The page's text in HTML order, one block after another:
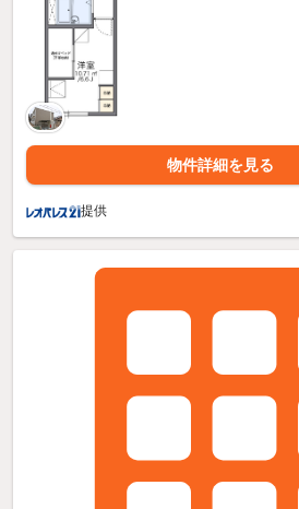
物件詳細を見る
提供